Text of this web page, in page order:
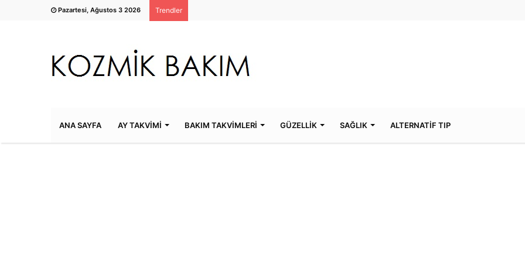
Pazartesi, Ağustos 3 2026 Trendler
ANA SAYFA AY TAKVİMİ BAKIM TAKVİMLERİ GÜZELLİK SAĞLIK ALTERNATİF TIP